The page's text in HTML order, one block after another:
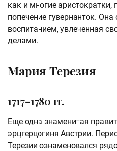
как и многие аристократки,
попечение гувернанток.
воспитанием, увлеченная
делами.
Мария Терезия
1717–1780 гг.
Еще одна знаменитая
эрцгерцогиня Австрии.
Терезии ознаменовался